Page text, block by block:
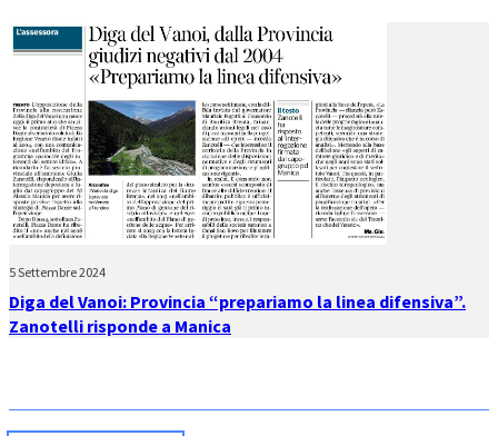
5 Settembre 2024
Diga del Vanoi: Provincia “prepariamo la linea difensiva”.
Zanotelli risponde a Manica